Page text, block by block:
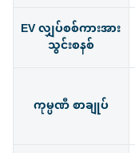
EV လျှပ်စစ်ကားအား
သွင်းစနစ်
ကုမ္ပဏီ စာချုပ်